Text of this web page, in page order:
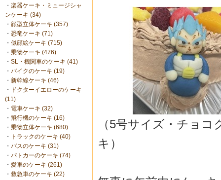
・ 楽器ケーキ・ミュージシャ
ンケーキ (34)
・ 顔型立体ケーキ (357)
・ 恐竜ケーキ (71)
・ 似顔絵ケーキ (715)
・ 乗物ケーキ (476)
・ SL・機関車のケーキ (41)
・ バイクのケーキ (19)
・ 新幹線ケーキ (46)
・
ドクターイエローのケーキ
(11)
・ 電車ケーキ (32)
・ 飛行機のケーキ (16)
・ 乗物立体ケーキ (680)
・
トラックのケーキ (40)
・ バスのケーキ (31)
・ パトカーのケーキ (74)
・ 愛車のケーキ (261)
・ 救急車のケーキ (22)
（5号サイズ・チョ
キ）